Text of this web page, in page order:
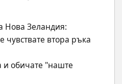
Нова Зеландия:
чувствате втора ръка
и обичате "наште